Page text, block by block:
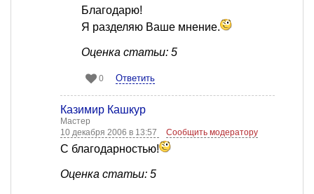
Благодарю!
Я разделяю Ваше мнение.
Оценка статьи: 5
0 Ответить
Казимир Кашкур
Мастер
10 декабря 2006 в 13:57
Сообщить модератору
С благодарностью!
Оценка статьи: 5